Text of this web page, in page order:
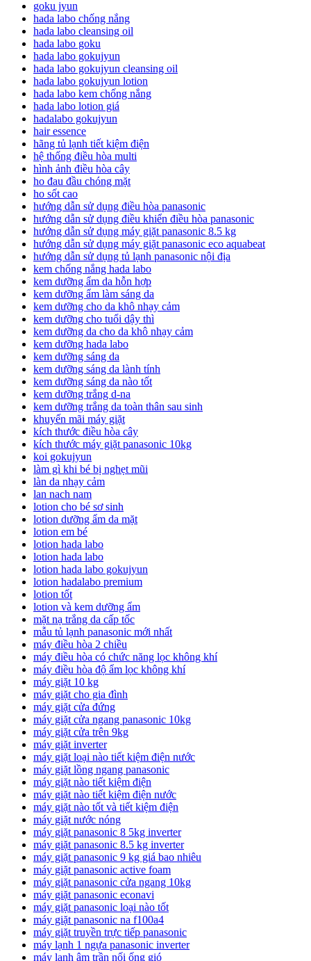
goku jyun
hada labo chống nắng
hada labo cleansing oil
hada labo goku
hada labo gokujyun
hada labo gokujyun cleansing oil
hada labo gokujyun lotion
hada labo kem chống nắng
hada labo lotion giá
hadalabo gokujyun
hair essence
hãng tủ lạnh tiết kiệm điện
hệ thống điều hòa multi
hình ảnh điều hòa cây
ho đau đầu chóng mặt
ho sốt cao
hướng dẫn sử dụng điều hòa panasonic
hướng dẫn sử dụng điều khiển điều hòa panasonic
hướng dẫn sử dụng máy giặt panasonic 8.5 kg
hướng dẫn sử dụng máy giặt panasonic eco aquabeat
hướng dẫn sử dụng tủ lạnh panasonic nội địa
kem chống nắng hada labo
kem dưỡng ẩm da hỗn hợp
kem dưỡng ẩm làm sáng da
kem dưỡng cho da khô nhạy cảm
kem dưỡng cho tuổi dậy thì
kem dưỡng da cho da khô nhạy cảm
kem dưỡng hada labo
kem dưỡng sáng da
kem dưỡng sáng da lành tính
kem dưỡng sáng da nào tốt
kem dưỡng trắng d-na
kem dưỡng trắng da toàn thân sau sinh
khuyến mãi máy giặt
kích thước điều hòa cây
kích thước máy giặt panasonic 10kg
koi gokujyun
làm gì khi bé bị nghẹt mũi
làn da nhạy cảm
lan nach nam
lotion cho bé sơ sinh
lotion dưỡng ẩm da mặt
lotion em bé
lotion hada labo
lotion hada labo
lotion hada labo gokujyun
lotion hadalabo premium
lotion tốt
lotion và kem dưỡng ẩm
mặt nạ trắng da cấp tốc
mẫu tủ lạnh panasonic mới nhất
máy điều hòa 2 chiều
máy điều hòa có chức năng lọc không khí
máy điều hòa độ ẩm lọc không khí
máy giặt 10 kg
máy giặt cho gia đình
máy giặt cửa đứng
máy giặt cửa ngang panasonic 10kg
máy giặt cửa trên 9kg
máy giặt inverter
máy giặt loại nào tiết kiệm điện nước
máy giặt lồng ngang panasonic
máy giặt nào tiết kiệm điện
máy giặt nào tiết kiệm điện nước
máy giặt nào tốt và tiết kiệm điện
máy giặt nước nóng
máy giặt panasonic 8 5kg inverter
máy giặt panasonic 8.5 kg inverter
máy giặt panasonic 9 kg giá bao nhiêu
máy giặt panasonic active foam
máy giặt panasonic cửa ngang 10kg
máy giặt panasonic econavi
máy giặt panasonic loại nào tốt
máy giặt panasonic na f100a4
máy giặt truyền trực tiếp panasonic
máy lạnh 1 ngựa panasonic inverter
máy lạnh âm trần nối ống gió